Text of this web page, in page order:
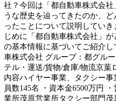
社？今回は「都自動車株式会
うな歴史を辿ってきたのか、
ったことについて説明してい
じめに「都自動車株式会社」
の基本情報に基づいてご紹介
車株式会社 グループ：都グル
テル・運送/貨物/倉庫/物流京葉
内容ハイヤー事業、タクシー
員数145名 ・資本金6500万円
業所茂原営業所タクシー部門